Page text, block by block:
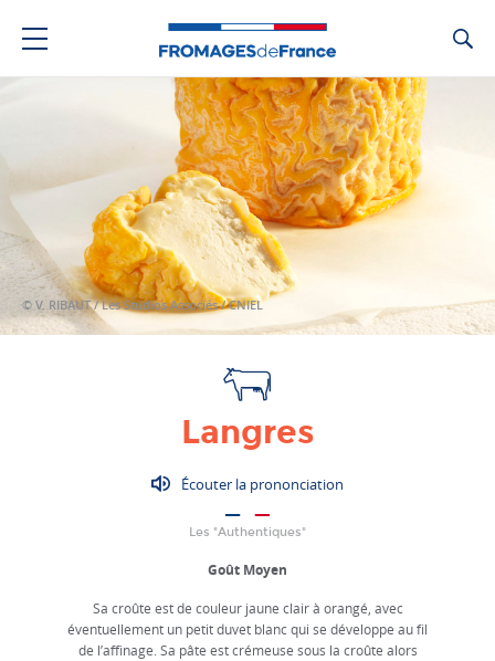
© V. RIBAUT / Les Studios Associés / CNIEL
Langres
Écouter la prononciation
Les "Authentiques"
Goût Moyen
Sa croûte est de couleur jaune clair à orangé, avec
éventuellement un petit duvet blanc qui se développe au fil
de l’affinage. Sa pâte est crémeuse sous la croûte alors